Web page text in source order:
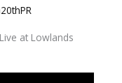
at Lowlands